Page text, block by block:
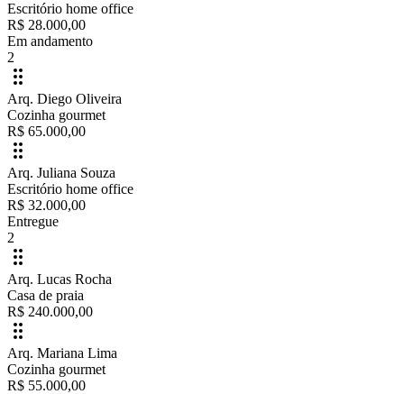
Escritório home office
R$ 28.000,00
Em andamento
2
Arq. Diego Oliveira
Cozinha gourmet
R$ 65.000,00
Arq. Juliana Souza
Escritório home office
R$ 32.000,00
Entregue
2
Arq. Lucas Rocha
Casa de praia
R$ 240.000,00
Arq. Mariana Lima
Cozinha gourmet
R$ 55.000,00